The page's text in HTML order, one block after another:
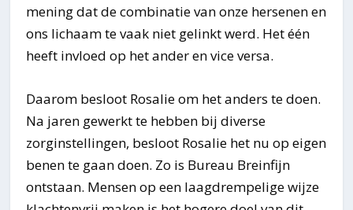
mening dat de combinatie van onze hersenen en
ons lichaam te vaak niet gelinkt werd. Het één
heeft invloed op het ander en vice versa.
Daarom besloot Rosalie om het anders te doen.
Na jaren gewerkt te hebben bij diverse
zorginstellingen, besloot Rosalie het nu op eigen
benen te gaan doen. Zo is Bureau Breinfijn
ontstaan. Mensen op een laagdrempelige wijze